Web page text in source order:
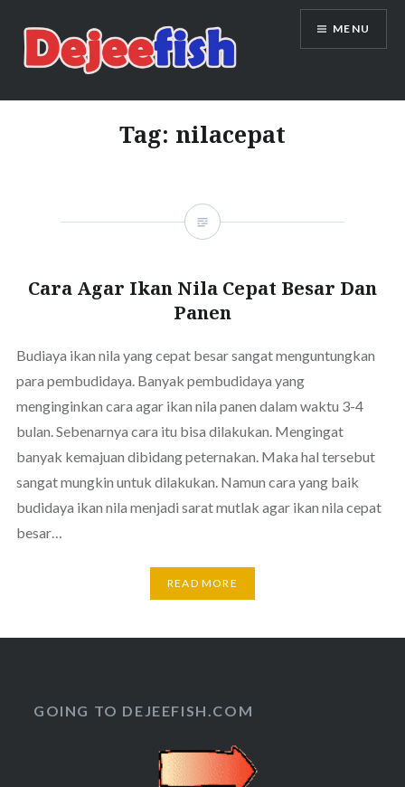
content
DEJEEFISH | PRODUSEN BENIH
IKAN BERKUALITAS INDONESIA
MENU
Tag: nilacepat
Cara Agar Ikan Nila Cepat Besar Dan
Panen
Budiaya ikan nila yang cepat besar sangat menguntungkan
para pembudidaya. Banyak pembudidaya yang
menginginkan cara agar ikan nila panen dalam waktu 3-4
bulan. Sebenarnya cara itu bisa dilakukan. Mengingat
banyak kemajuan dibidang peternakan. Maka hal tersebut
sangat mungkin untuk dilakukan. Namun cara yang baik
budidaya ikan nila menjadi sarat mutlak agar ikan nila cepat
besar…
READ MORE
GOING TO DEJEEFISH.COM